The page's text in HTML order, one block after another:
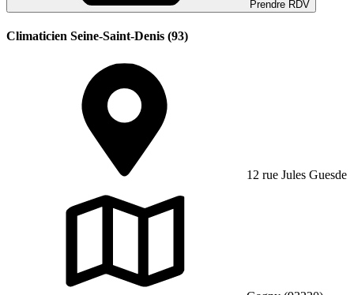
Prendre RDV
Climaticien Seine-Saint-Denis (93)
12 rue Jules Guesde